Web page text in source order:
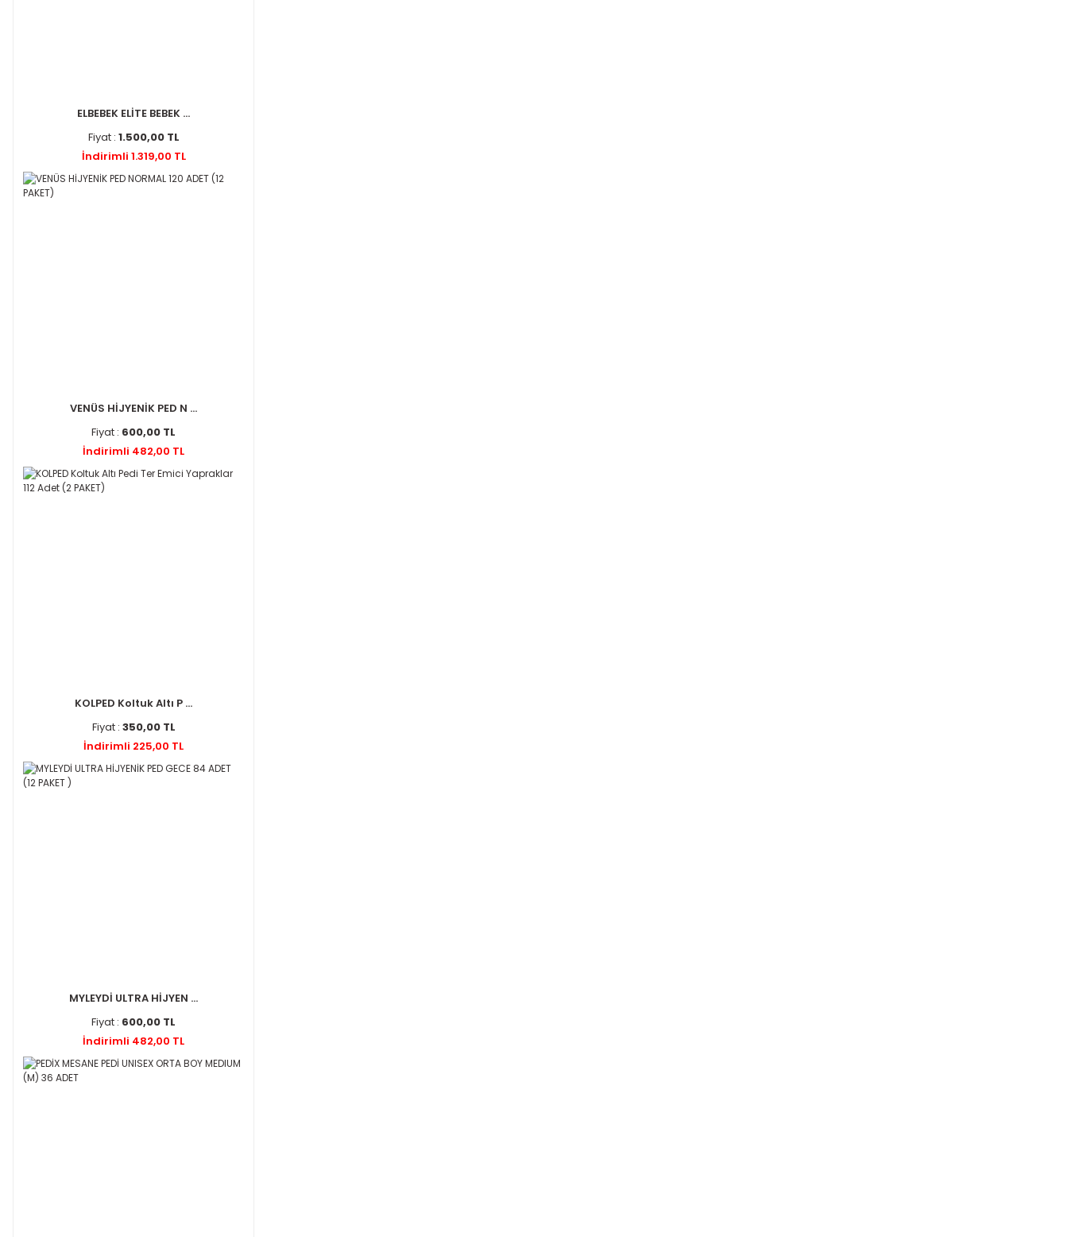
ELBEBEK ELİTE BEBEK ...
Fiyat : 1.500,00 TL
İndirimli 1.319,00 TL
VENÜS HİJYENİK PED N ...
Fiyat : 600,00 TL
İndirimli 482,00 TL
KOLPED Koltuk Altı P ...
Fiyat : 350,00 TL
İndirimli 225,00 TL
MYLEYDİ ULTRA HİJYEN ...
Fiyat : 600,00 TL
İndirimli 482,00 TL